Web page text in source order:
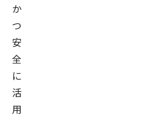
か
つ
安
全
に
活
用